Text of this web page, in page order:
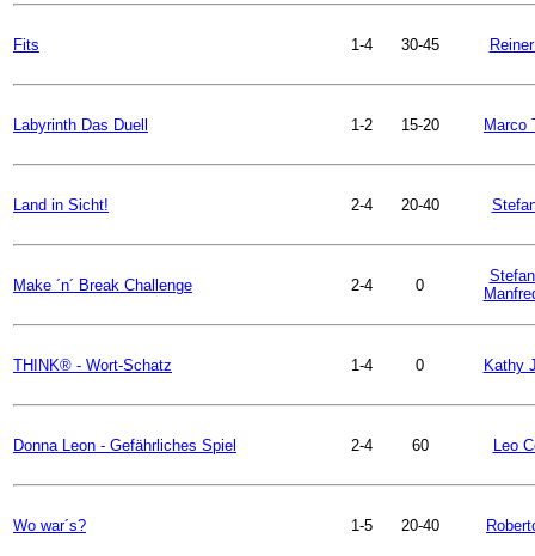
Fits 1-4 30-45
Labyrinth Das Duell 1-2 15-20 Marco
Land in Sicht! 2-4 20-40
Make ´n´ Break Challenge 2-4 0
THINK® - Wort-Schatz 1-4 0 Kathy
Donna Leon - Gefährliches Spiel 2-4 60 Leo
Wo war´s? 1-5 20-40